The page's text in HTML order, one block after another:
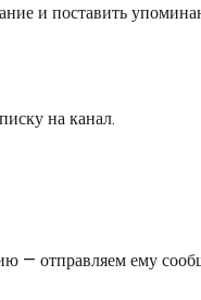
и поставить
на канал.
— отправляем ему